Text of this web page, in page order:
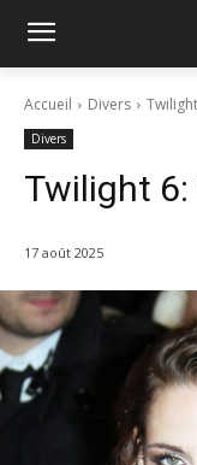
Accueil Divers
Divers
Twilight 6:
17 août 2025